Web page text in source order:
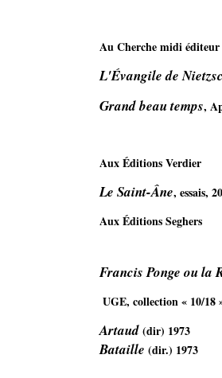
Au Cherche midi éditeur
L'Évangile de
Grand beau temps,
Aux Éditions Verdier
Le Saint-Âne, essais,
Aux Éditions Seghers
Francis Ponge ou la
UGE, collection « 10/18
Artaud
Bataille (dir.) 1973